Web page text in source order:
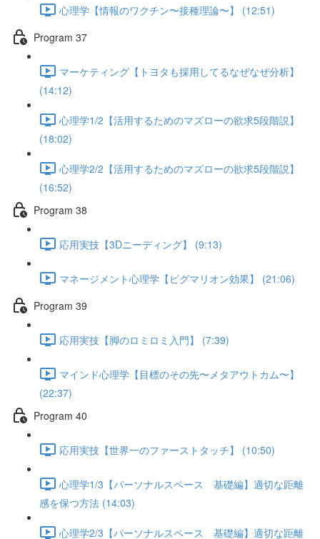
心理学【情報のワクチン〜接種理論〜】 (12:51)
Program 37
マーケティング【トヨタも採用してるなぜなぜ分析】
(14:12)
心理学1/2【活用するためのマズローの欲求5段階説】
(18:02)
心理学2/2【活用するためのマズローの欲求5段階説】
(16:52)
Program 38
応用実技【3Dニーディング】 (9:13)
マネージメント心理学【ピグマリオン効果】 (21:06)
Program 39
応用実技【脚のロミロミ入門】 (7:39)
マインド心理学【目標のその先〜メタアウトカム〜】
(22:37)
Program 40
応用実技【世界一のファーストタッチ】 (10:50)
心理学1/3【パーソナルスペース 基礎編】適切な距離
感を保つ方法 (14:03)
心理学2/3【パーソナルスペース 基礎編】適切な距離